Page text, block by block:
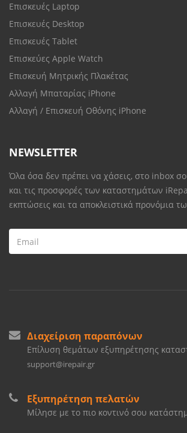
Επισκευές Laptop
Επισκευές Desktop
Επισκευές Tablet
Επισκεύες Apple Watch
Επισκευή Μητρικής Πλακέτας
Αλλαγή Μπαταρίας iPhone
Αλλαγή / Επισκευή Οθόνης iPhone
NEWSLETTER
Όλα όσα δεν πρέπει να χάσεις, στο inbox
και τις προσφορές των καταστημάτων
εκπτώσεις και τα αποκλειστικά προνόμια
Διαχείριση παραπόνων
Επίλυση θεμάτων εξυπηρέτησης
support@irepair.gr
Εξυπηρέτηση πελατών
Μίλησε με το πιο κοντινό σου